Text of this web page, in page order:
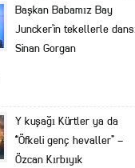
Başkan Babamız Bay
Juncker’in tekellerle
Sinan Gorgan
Y kuşağı Kürtler ya da
“Öfkeli genç hevaller” –
Özcan Kırbıyık